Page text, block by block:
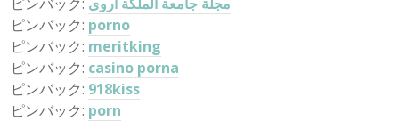
ピンバック: porno
ピンバック: meritking
ピンバック: casino porna
ピンバック: 918kiss
ピンバック: porn